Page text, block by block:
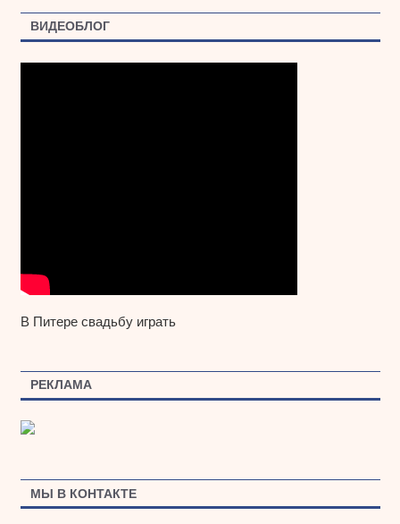
ВИДЕОБЛОГ
В Питере свадьбу играть
РЕКЛАМА
МЫ В КОНТАКТЕ